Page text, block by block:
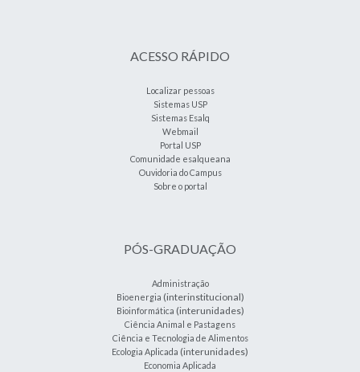
ACESSO RÁPIDO
Localizar pessoas
Sistemas USP
Sistemas Esalq
Webmail
Portal USP
Comunidade esalqueana
Ouvidoria do Campus
Sobre o portal
PÓS-GRADUAÇÃO
Administração
Bioenergia (interinstitucional)
Bioinformática (interunidades)
Ciência Animal e Pastagens
Ciência e Tecnologia de Alimentos
Ecologia Aplicada (interunidades)
Economia Aplicada